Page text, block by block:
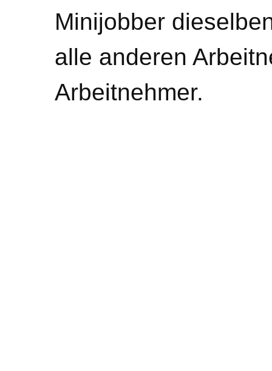
Minijobber
alle anderen
Arbeitnehmer.